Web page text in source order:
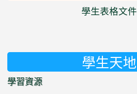
學生表格文件
學生天地
學習資源